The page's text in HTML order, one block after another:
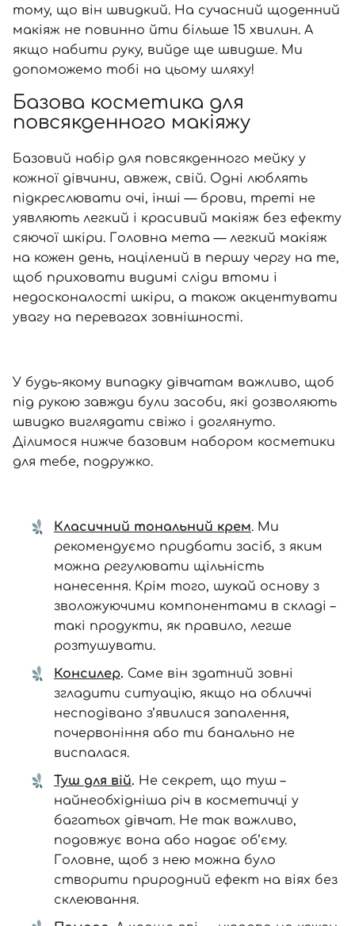
тому, що він швидкий. На сучасний щоденний
макіяж не повинно йти більше 15 хвилин. А
якщо набити руку, вийде ще швидше. Ми
допоможемо тобі на цьому шляху!
Базова косметика для
повсякденного макіяжу
Базовий набір для повсякденного мейку у
кожної дівчини, авжеж, свій. Одні люблять
підкреслювати очі, інші — брови, треті не
уявляють легкий і красивий макіяж без ефекту
сяючої шкіри. Головна мета — легкий макіяж
на кожен день, націлений в першу чергу на те,
щоб приховати видимі сліди втоми і
недосконалості шкіри, а також акцентувати
увагу на перевагах зовнішності.
У будь-якому випадку дівчатам важливо, щоб
під рукою завжди були засоби, які дозволяють
швидко виглядати свіжо і доглянуто.
Ділимося нижче базовим набором косметики
для тебе, подружко.
Класичний тональний крем. Ми
рекомендуємо придбати засіб, з яким
можна регулювати щільність
нанесення. Крім того, шукай основу з
зволожуючими компонентами в складі –
такі продукти, як правило, легше
розтушувати.
Консилер. Саме він здатний зовні
згладити ситуацію, якщо на обличчі
несподівано з’явилися запалення,
почервоніння або ти банально не
виспалася.
Туш для вій. Не секрет, що туш –
найнеобхідніша річ в косметичці у
багатьох дівчат. Не так важливо,
подовжує вона або надає об’єму.
Головне, щоб з нею можна було
створити природний ефект на віях без
склеювання.